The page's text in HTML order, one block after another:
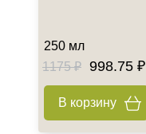
Для женщин
250 мл
1175 ₽ 998.75 ₽
В корзину